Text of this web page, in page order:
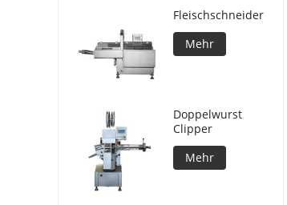
Fleischschneider
Mehr
Doppelwurst
Clipper
Mehr